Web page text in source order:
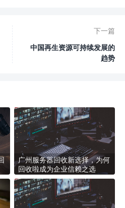
下一篇
中国再生资源可持续发展的
趋势
广州服务器回收新选择，为何
回收啦成为企业信赖之选